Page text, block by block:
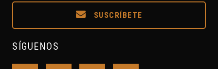
SUSCRÍBETE
SÍGUENOS